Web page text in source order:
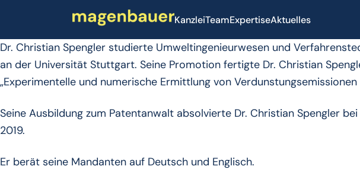
KanzleiTeamExpertiseAktuelles
Dr. Christian Spengler studierte Umweltingenieurwesen und
an der Universität Stuttgart. Seine Promotion fertigte Dr. Christian
„Experimentelle und numerische Ermittlung von
Seine Ausbildung zum Patentanwalt absolvierte Dr. Christian Spengler
2019.
Er berät seine Mandanten auf Deutsch und Englisch.